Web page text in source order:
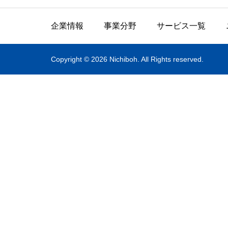
企業情報 事業分野 サービス一覧
Copyright © 2026 Nichiboh. All Rights reserved.